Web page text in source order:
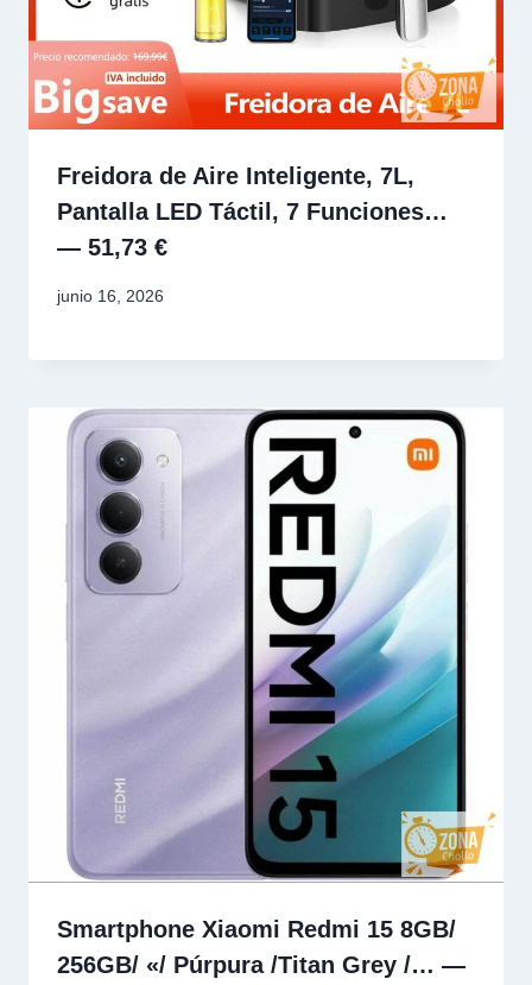
Freidora de Aire Inteligente, 7L,
Pantalla LED Táctil, 7 Funciones…
— 51,73 €
junio 16, 2026
Smartphone Xiaomi Redmi 15 8GB/
256GB/ «/ Púrpura /Titan Grey /… —